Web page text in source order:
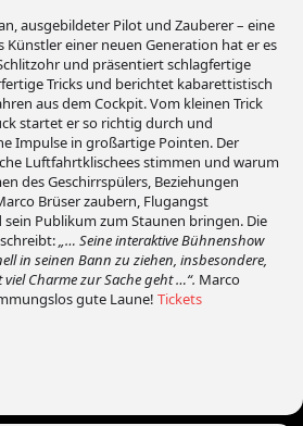
ausgebildeter Pilot und Zauberer – eine
Künstler einer neuen Generation hat er es
und präsentiert schlagfertige
Tricks und berichtet kabarettistisch
aus dem Cockpit. Vom kleinen Trick
startet er so richtig durch und
Impulse in großartige Pointen. Der
Luftfahrtklischees stimmen und warum
des Geschirrspülers, Beziehungen
Brüser zaubern, Flugangst
Publikum zum Staunen bringen. Die
„… Seine interaktive Bühnenshow
in seinen Bann zu ziehen, insbesondere,
Charme zur Sache geht …“. Marco
gute Laune! Tickets